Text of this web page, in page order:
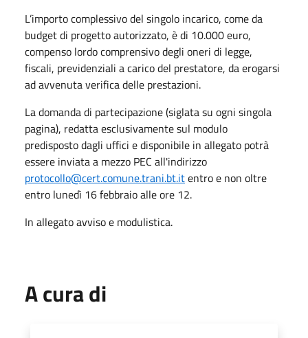
L’importo complessivo del singolo incarico, come da
budget di progetto autorizzato, è di 10.000 euro,
compenso lordo comprensivo degli oneri di legge,
fiscali, previdenziali a carico del prestatore, da erogarsi
ad avvenuta verifica delle prestazioni.
La domanda di partecipazione (siglata su ogni singola
pagina), redatta esclusivamente sul modulo
predisposto dagli uffici e disponibile in allegato potrà
essere inviata a mezzo PEC all'indirizzo
protocollo@cert.comune.trani.bt.itentro e non oltre
entro lunedì 16 febbraio alle ore 12.
In allegato avviso e modulistica.
A cura di